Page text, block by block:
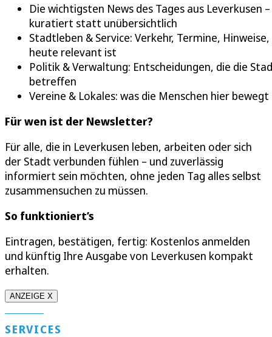
Die wichtigsten News des Tages aus Leverkusen –
kuratiert statt unübersichtlich
Stadtleben & Service: Verkehr, Termine, Hinweise,
heute relevant ist
Politik & Verwaltung: Entscheidungen, die die
betreffen
Vereine & Lokales: was die Menschen hier bewegt
Für wen ist der Newsletter?
Für alle, die in Leverkusen leben, arbeiten oder sich
der Stadt verbunden fühlen – und zuverlässig
informiert sein möchten, ohne jeden Tag alles selbst
zusammensuchen zu müssen.
So funktioniert’s
Eintragen, bestätigen, fertig: Kostenlos anmelden
und künftig Ihre Ausgabe von Leverkusen kompakt
erhalten.
ANZEIGE X
SERVICES